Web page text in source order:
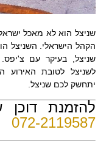
שניצל הוא לא מאכל
הקהל הישראלי. השניצל
שניצל, בעיקר עם
לשניצל לטובת האירוע
יתחשק לכם שניצל.
להזמנת דוכן
072-2119587